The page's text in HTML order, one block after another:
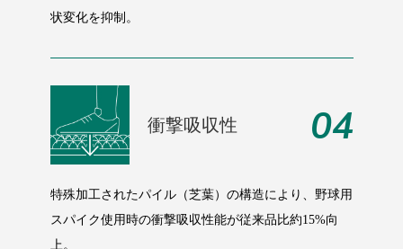
状変化を抑制。
衝撃吸収性 04
特殊加工されたパイル（芝葉）の構造により、野球用
スパイク使用時の衝撃吸収性能が従来品比約15%向
上。